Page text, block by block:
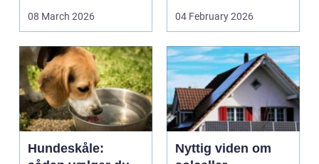
fordi b...
08 March 2026
bæreevnen af pæle til
04 February 2026
Hundeskåle:
Nyttig viden om